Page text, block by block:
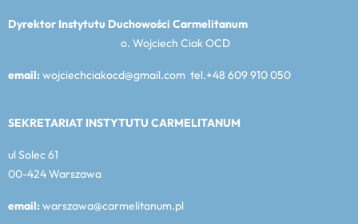
Dyrektor Instytutu Duchowości Carmelitanum
o. Wojciech Ciak OCD
email:wojciechciakocd@gmail.com tel.+48 609 910 050
SEKRETARIAT INSTYTUTU CARMELITANUM
ul Solec 61
00-424 Warszawa
email:warszawa@carmelitanum.pl